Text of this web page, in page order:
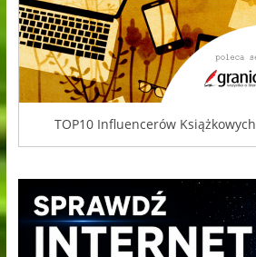
TOP10 Influencerów Książkowych